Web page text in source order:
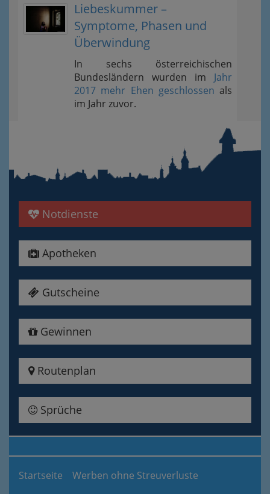
Liebeskummer –
Symptome, Phasen und
Überwindung
In sechs österreichischen
Bundesländern wurden im Jahr
2017 mehr Ehen geschlossen als
im Jahr zuvor.
Notdienste
Apotheken
Gutscheine
Gewinnen
Routenplan
Sprüche
Startseite Werben ohne Streuverluste